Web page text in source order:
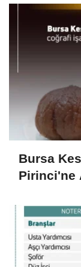
Bursa
Pirinci'ne